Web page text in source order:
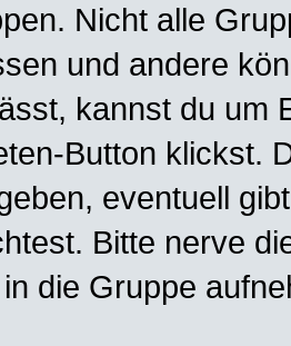
Nicht alle
und andere
kannst du um
Button klickst.
eventuell
Bitte nerve
die Gruppe